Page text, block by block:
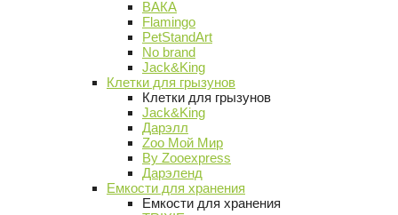
ВАКА
Flamingo
PetStandArt
No brand
Jack&King
Клетки для грызунов
Клетки для грызунов
Jack&King
Дарэлл
Zoo Мой Мир
By Zooexpress
Дарэленд
Емкости для хранения
Емкости для хранения